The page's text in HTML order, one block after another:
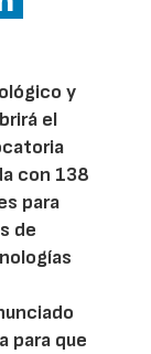
y
el
con 138
para
de
para que